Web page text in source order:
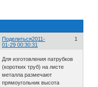
Поделиться 1
2011-
01-29 00:30:31
Для изготовления патрубков
(коротких труб) на листе
металла размечают
прямоугольник высота